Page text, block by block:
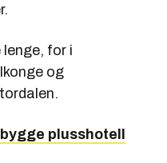
lenge, for i
og
plusshotell